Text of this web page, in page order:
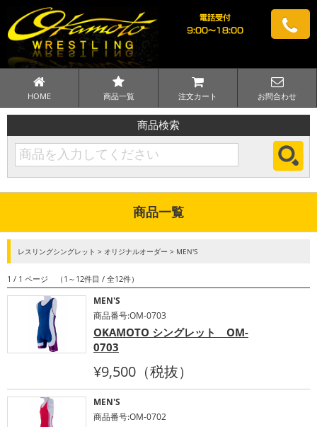
HOME 商品一覧 注文カート お問合わせ
商品検索
商品一覧
レスリングシングレット > オリジナルオーダー > MEN'S
1 / 1 ページ （1～12件目 / 全12件）
MEN'S
商品番号:OM-0703
OKAMOTO シングレット OM-
0703
¥9,500（税抜）
MEN'S
商品番号:OM-0702